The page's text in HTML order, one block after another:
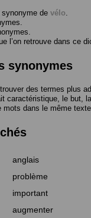
de vélo
l’on retrouve dans ce
synonymes
des termes plus
caractéristique, le
mots dans le même
anglais
problème
important
augmenter